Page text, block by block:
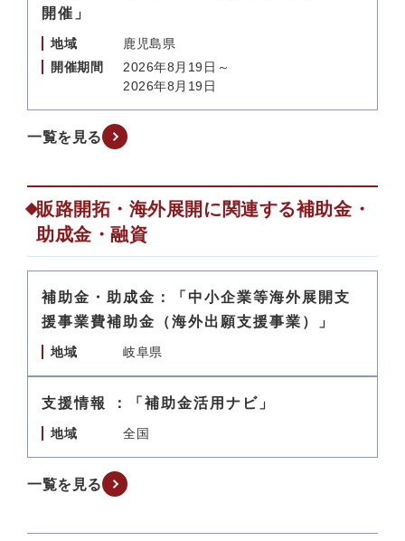
開催」
地域
鹿児島県
開催期間
2026年8月19日～
2026年8月19日
一覧を見る
販路開拓・海外展開に関連する補助金・
助成金・融資
補助金・助成金：「中小企業等海外展開支
援事業費補助金（海外出願支援事業）」
地域 岐阜県
支援情報 ：「補助金活用ナビ」
地域 全国
一覧を見る